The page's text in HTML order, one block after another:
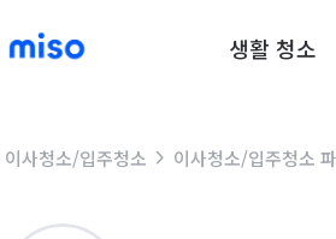
생활 청소
이사청소/입주청소 이사청소/입주청소